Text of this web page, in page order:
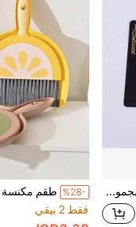
بطاقات بوكر سوداء وذهبية، مجموعة بطاقات لعب عالية الجودة مقاومة للتمزق، تصميم قلب ذهبي فاخر برقائق الذهب، صندوق تخزين محمول، هدية ألعاب حفلات هالوين وعيد الشكر والكريسماس، بطاقات بوكر برقائق الذهب، شبكة ذهبية إبداعية، بطاقات بوكر ذهبية فاخرة بتصميم الدولار، متينة غير لامعة %28-
فقط 2 بيقي